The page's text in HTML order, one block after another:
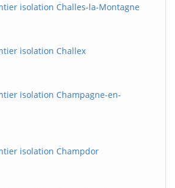
isolation Challes-la-Montagne
isolation Challex
isolation Champagne-en-
isolation Champdor